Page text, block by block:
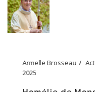
Armelle Brosseau
2025